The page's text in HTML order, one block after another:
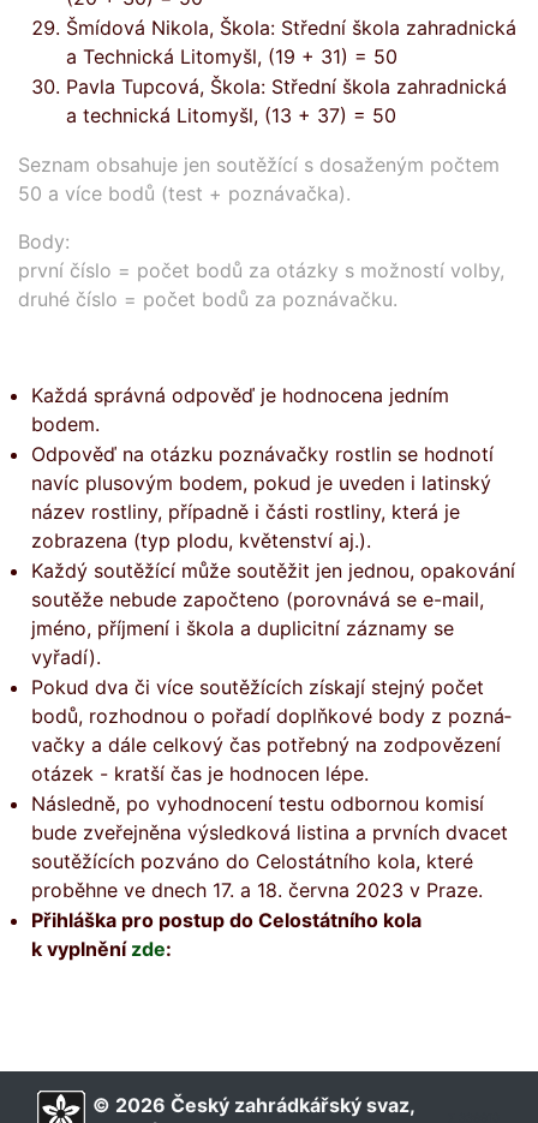
Šmídová Nikola, Škola: Střední škola zahradnická
a Technická Litomyšl, (19 + 31) = 50
Pavla Tupcová, Škola: Střední škola zahradnická
a technická Litomyšl, (13 + 37) = 50
Seznam obsahuje jen soutěžící s dosaženým počtem
50 a více bodů (test + poznávačka).
Body:
první číslo = počet bodů za otázky s možností volby,
druhé číslo = počet bodů za poznávačku.
Každá správná odpověď je hodnocena jedním
bodem.
Odpověď na otázku poznávačky rostlin se hodnotí
navíc plusovým bodem, pokud je uveden i latinský
název rostliny, případně i části rostliny, která je
zobrazena (typ plodu, květenství aj.).
Každý soutěžící může soutěžit jen jednou, opakování
soutěže nebude započteno (porovnává se e-mail,
jméno, příjmení i škola a duplicitní záznamy se
vyřadí).
Pokud dva či více soutěžících získají stejný počet
bodů, rozhodnou o pořadí doplňkové body z poz­ná­
vačky a dále celkový čas potřebný na zodpovězení
otázek - kratší čas je hodnocen lépe.
Následně, po vyhodnocení testu odbornou komisí
bude zveřejněna výsledková listina a prvních dvacet
soutěžících pozváno do Celostátního kola, které
proběhne ve dnech 17. a 18. června 2023 v Praze.
Přihláška pro postup do Celostátního kola
k vyplnění zde:
© 2026 Český zahrádkářský svaz,